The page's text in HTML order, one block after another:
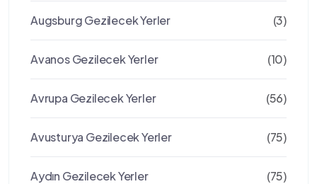
Augsburg Gezilecek Yerler (3)
Avanos Gezilecek Yerler (10)
Avrupa Gezilecek Yerler (56)
Avusturya Gezilecek Yerler (75)
Aydın Gezilecek Yerler (75)